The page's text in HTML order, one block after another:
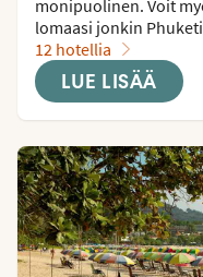
monipuolinen. Voit
lomaasi jonkin
12 hotellia
LUE LISÄÄ